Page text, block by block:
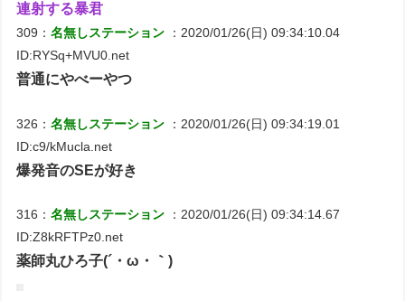
連射する暴君
309：名無しステーション
：2020/01/26(日) 09:34:10.04
ID:RYSq+MVU0.net
普通にやべーやつ
326：名無しステーション
：2020/01/26(日) 09:34:19.01
ID:c9/kMucla.net
爆発音のSEが好き
316：名無しステーション
：2020/01/26(日) 09:34:14.67
ID:Z8kRFTPz0.net
薬師丸ひろ子(´・ω・｀)